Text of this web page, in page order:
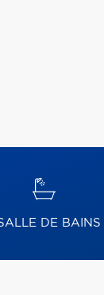
DE BAINS